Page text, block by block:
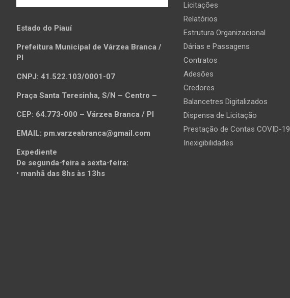
Estado do Piauí
Prefeitura Municipal de Várzea Branca /
PI
CNPJ: 41.522.103/0001-07
Praça Santa Teresinha, S/N – Centro –
CEP: 64.773-000 – Várzea Branca / PI
EMAIL: pm.varzeabranca@gmail.com
Expediente
De segunda-feira a sexta-feira:
• manhã das 8hs às 13hs
Licitações
Relatórios
Estrutura Organizacional
Dárias e Passagens
Contratos
Adesões
Credores
Balancetres Digitalizados
Dispensa de Licitação
Prestação de Contas COVID-19
Inexigibilidades